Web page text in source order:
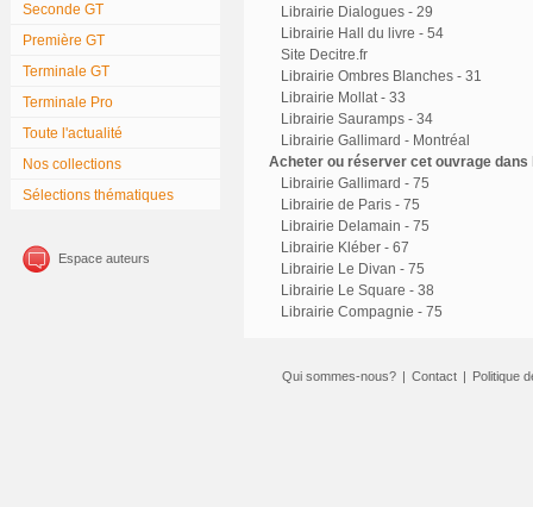
Seconde GT
Première GT
Terminale GT
Terminale Pro
Toute l'actualité
Nos collections
Sélections thématiques
Espace auteurs
Librairie Dialogues - 29
Librairie Hall du livre - 54
Site Decitre.fr
Librairie Ombres Blanches - 31
Librairie Mollat - 33
Librairie Sauramps - 34
Librairie Gallimard - Montréal
Acheter ou réserver cet ouvrage
Librairie Gallimard - 75
Librairie de Paris - 75
Librairie Delamain - 75
Librairie Kléber - 67
Librairie Le Divan - 75
Librairie Le Square - 38
Librairie Compagnie - 75
Qui sommes-nous? | Contact | Politique